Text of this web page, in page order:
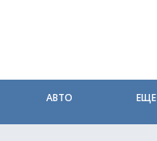
АВТО ЕЩЕ